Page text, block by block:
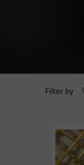
Filter by